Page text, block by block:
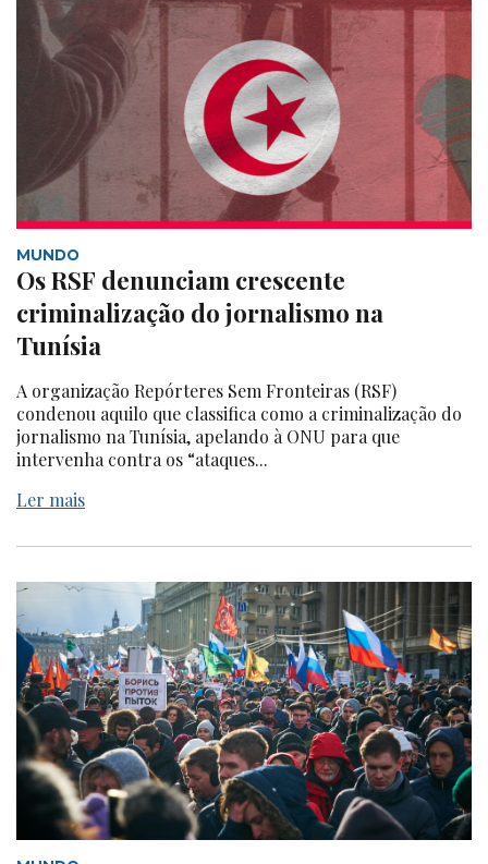
MUNDO
Os RSF denunciam crescente
criminalização do jornalismo na
Tunísia
A organização Repórteres Sem Fronteiras (RSF)
condenou aquilo que classifica como a criminalização do
jornalismo na Tunísia, apelando à ONU para que
intervenha contra os “ataques...
Ler mais